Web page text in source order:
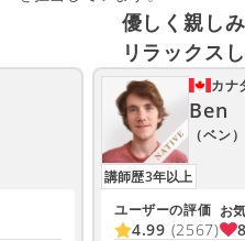
優しく親し
リラックス
カナ
Ben
（ベン）
講師歴3年以上
ユーザーの評価
4.99 (2567)
お